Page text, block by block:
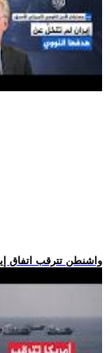
.. واشنطن تترقب